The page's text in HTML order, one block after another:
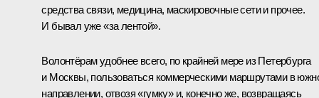
средства связи, медицина, маскировочные сети и прочее.
И бывал уже «за лентой».
Волонтёрам удобнее всего, по крайней мере из Петербурга
и Москвы, пользоваться коммерческими маршрутами в
направлении, отвозя «гумку» и, конечно же, возвращаясь